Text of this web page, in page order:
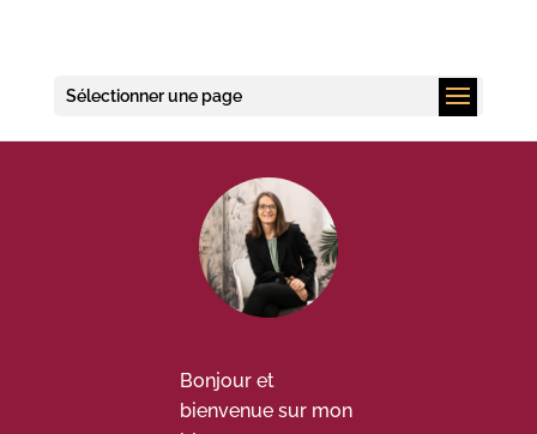
Sélectionner une page
Bonjour et
bienvenue sur mon